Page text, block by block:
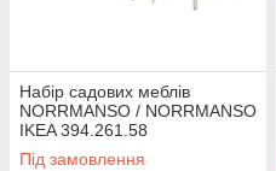
Набір садових меблів
NORRMANSO / NORRMANSO
IKEA 394.261.58
Під замовлення